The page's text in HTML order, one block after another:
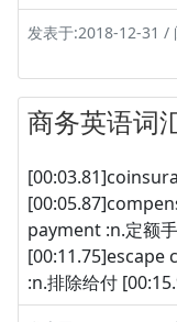
发表于:2018-12-31 /
商务英语词
payment :n.定额
[00:11.75]escape
:n.排除给付